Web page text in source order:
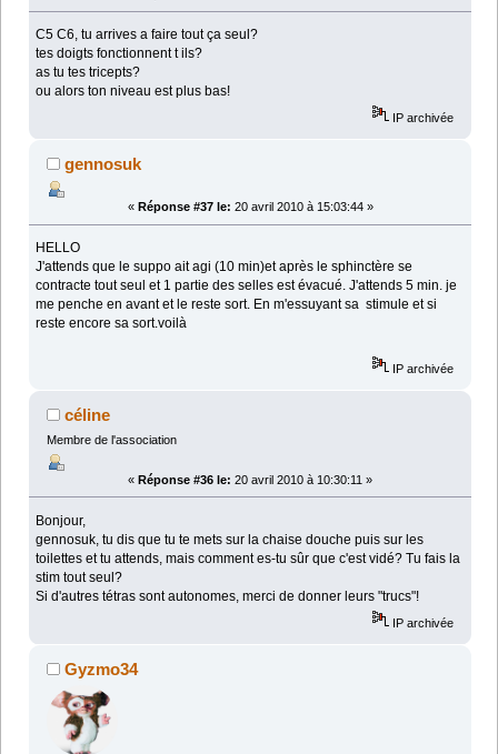
C5 C6, tu arrives a faire tout ça seul?
tes doigts fonctionnent t ils?
as tu tes tricepts?
ou alors ton niveau est plus bas!
IP archivée
gennosuk
« Réponse #37 le: 20 avril 2010 à 15:03:44 »
HELLO
J'attends que le suppo ait agi (10 min)et après le sphinctère se
contracte tout seul et 1 partie des selles est évacué. J'attends 5 min. je
me penche en avant et le reste sort. En m'essuyant sa stimule et si
reste encore sa sort.voilà
IP archivée
céline
Membre de l'association
« Réponse #36 le: 20 avril 2010 à 10:30:11 »
Bonjour,
gennosuk, tu dis que tu te mets sur la chaise douche puis sur les
toilettes et tu attends, mais comment es-tu sûr que c'est vidé? Tu fais la
stim tout seul?
Si d'autres tétras sont autonomes, merci de donner leurs "trucs"!
IP archivée
Gyzmo34